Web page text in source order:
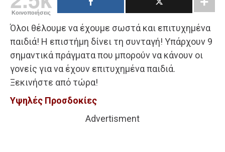
Κοινοποιήσεις
Όλοι θέλουμε να έχουμε σωστά και επιτυχημένα
παιδιά! Η επιστήμη δίνει τη συνταγή! Υπάρχουν 9
σημαντικά πράγματα που μπορούν να κάνουν οι
γονείς για να έχουν επιτυχημένα παιδιά.
Ξεκινήστε από τώρα!
Υψηλές Προσδοκίες
Advertisment